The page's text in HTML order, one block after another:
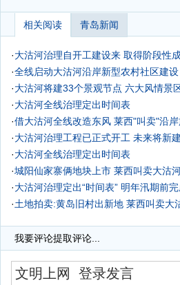
相关阅读 青岛新闻
·大沽河治理自开工建设来 取得阶段性
·全线启动大沽河沿岸新型农村社区建设
·大沽河将建33个景观节点 六大风情景
·大沽河全线治理定出时间表
·借大沽河全线改造东风 莱西"叫卖"沿
·大沽河治理工程已正式开工 未来将新
·大沽河全线治理定出时间表
·城阳仙家寨俩地块上市 莱西叫卖大沽
·大沽河治理定出“时间表” 明年汛期前
·土地拍卖:黄岛旧村出新地 莱西叫卖大
我要评论提取评论...